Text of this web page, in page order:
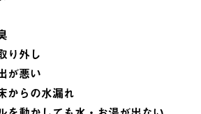
り外し
が悪い
からの水漏れ